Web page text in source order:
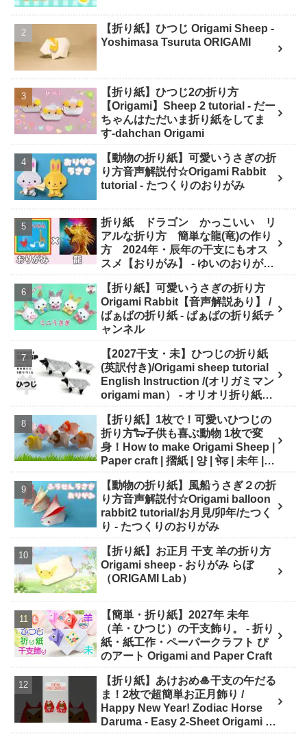
【折り紙】ひつじ Origami Sheep -
Yoshimasa Tsuruta ORIGAMI
【折り紙】ひつじ2の折り方
【Origami】Sheep 2 tutorial - だー
ちゃんはただいま折り紙をしてま
す-dahchan Origami
【動物の折り紙】可愛いうさぎの折
り方音声解説付☆Origami Rabbit
tutorial - たつくりのおりがみ
折り紙 ドラゴン かっこいい リ
アルな折り方 簡単な龍(竜)の作り
方 2024年・辰年の干支にもオス
スメ【おりがみ】 - ゆいのおりがみ
【折り紙】可愛いうさぎの折り方
Origami Rabbit【音声解説あり】 /
ばぁばの折り紙 - ばぁばの折り紙チ
ャンネル
【2027干支・未】ひつじの折り紙
(英訳付き)/Origami sheep tutorial
English Instruction /(オリガミマン
origami man） - オリオリ折り紙マ
房あらき)
【折り紙】1枚で！可愛いひつじの
折り方🐑子供も喜ぶ動物 1枚で変
身！How to make Origami Sheep |
Paper craft | 摺紙 | 양 | भे़ड़ | 未年 |
【動物の折り紙】風船うさぎ２の折
り方音声解説付☆Origami balloon
rabbit2 tutorial/お月見/卯年/たつく
り - たつくりのおりがみ
【折り紙】お正月 干支 羊の折り方
Origami sheep - おりがみ らぼ
（ORIGAMI Lab）
【簡単・折り紙】2027年 未年
（羊・ひつじ）の干支飾り。 - 折り
紙・紙工作・ペーパークラフト ぴ
のアート Origami and Paper Craft
【折り紙】あけおめ🎍干支の午だる
ま！2枚で超簡単お正月飾り /
Happy New Year! Zodiac Horse
Daruma - Easy 2-Sheet Origami -